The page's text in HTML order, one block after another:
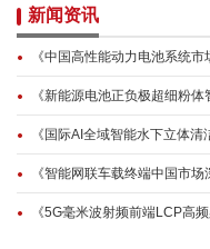
新闻资讯
《中国高性能动力电池系统
《新能源电池正负极超细粉
《国际AI全域智能水下立体
《智能网联车载终端中国市
《5G毫米波射频前端LCP高